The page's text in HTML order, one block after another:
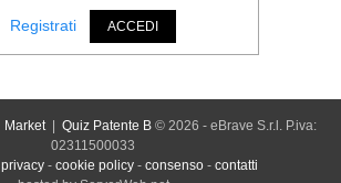
Registrati ACCEDI
Market| Quiz Patente B© 2026 - eBrave S.r.l. P.iva:
02311500033
privacy - cookie policy - consenso - contatti